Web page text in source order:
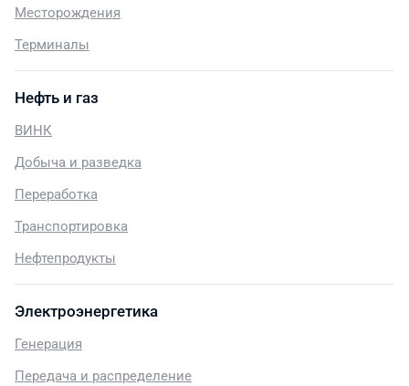
Месторождения
Терминалы
Нефть и газ
ВИНК
Добыча и разведка
Переработка
Транспортировка
Нефтепродукты
Электроэнергетика
Генерация
Передача и распределение